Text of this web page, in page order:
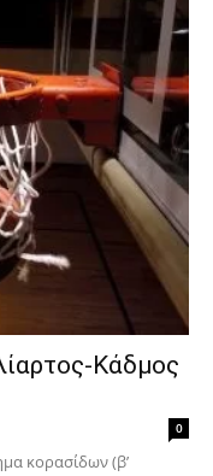
Κάδμος
0
κορασίδων (β’